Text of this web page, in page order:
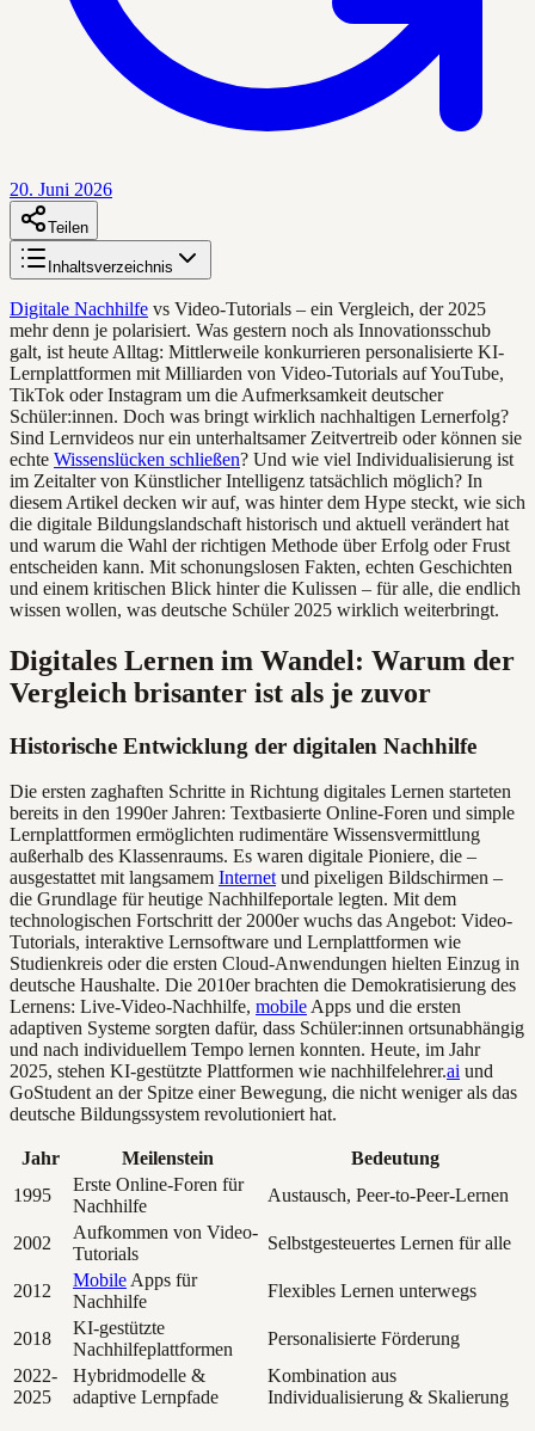
20. Juni 2026
Teilen
Inhaltsverzeichnis
Digitale Nachhilfe vs Video-Tutorials – ein Vergleich, der 2025
mehr denn je polarisiert. Was gestern noch als Innovationsschub
galt, ist heute Alltag: Mittlerweile konkurrieren personalisierte KI-
Lernplattformen mit Milliarden von Video-Tutorials auf YouTube,
TikTok oder Instagram um die Aufmerksamkeit deutscher
Schüler:innen. Doch was bringt wirklich nachhaltigen Lernerfolg?
Sind Lernvideos nur ein unterhaltsamer Zeitvertreib oder können sie
echte Wissenslücken schließen? Und wie viel Individualisierung ist
im Zeitalter von Künstlicher Intelligenz tatsächlich möglich? In
diesem Artikel decken wir auf, was hinter dem Hype steckt, wie sich
die digitale Bildungslandschaft historisch und aktuell verändert hat
und warum die Wahl der richtigen Methode über Erfolg oder Frust
entscheiden kann. Mit schonungslosen Fakten, echten Geschichten
und einem kritischen Blick hinter die Kulissen – für alle, die endlich
wissen wollen, was deutsche Schüler 2025 wirklich weiterbringt.
Digitales Lernen im Wandel: Warum der
Vergleich brisanter ist als je zuvor
Historische Entwicklung der digitalen Nachhilfe
Die ersten zaghaften Schritte in Richtung digitales Lernen starteten
bereits in den 1990er Jahren: Textbasierte Online-Foren und simple
Lernplattformen ermöglichten rudimentäre Wissensvermittlung
außerhalb des Klassenraums. Es waren digitale Pioniere, die –
ausgestattet mit langsamem Internet und pixeligen Bildschirmen –
die Grundlage für heutige Nachhilfeportale legten. Mit dem
technologischen Fortschritt der 2000er wuchs das Angebot: Video-
Tutorials, interaktive Lernsoftware und Lernplattformen wie
Studienkreis oder die ersten Cloud-Anwendungen hielten Einzug in
deutsche Haushalte. Die 2010er brachten die Demokratisierung des
Lernens: Live-Video-Nachhilfe, mobile Apps und die ersten
adaptiven Systeme sorgten dafür, dass Schüler:innen ortsunabhängig
und nach individuellem Tempo lernen konnten. Heute, im Jahr
2025, stehen KI-gestützte Plattformen wie nachhilfelehrer.ai und
GoStudent an der Spitze einer Bewegung, die nicht weniger als das
deutsche Bildungssystem revolutioniert hat.
Jahr Meilenstein
Bedeutung
1995
Erste Online-Foren für
Nachhilfe
Austausch, Peer-to-Peer-Lernen
2002
Aufkommen von Video-
Tutorials
Selbstgesteuertes Lernen für alle
2012
Mobile Apps für
Nachhilfe
Flexibles Lernen unterwegs
2018
KI-gestützte
Nachhilfeplattformen
Personalisierte Förderung
2022-
2025
Hybridmodelle &
adaptive Lernpfade
Kombination aus
Individualisierung & Skalierung